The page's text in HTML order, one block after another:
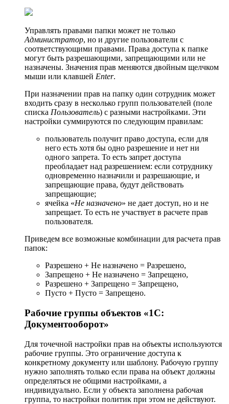
Управлять правами папки может не только
Администратор, но и другие пользователи с
соответствующими правами. Права доступа к папке
могут быть разрешающими, запрещающими или не
назначены. Значения прав меняются двойным щелчком
мыши или клавшей Enter.
При назначении прав на папку один сотрудник может
входить сразу в несколько групп пользователей (поле
списка Пользователь) с разными настройками. Эти
настройки суммируются по следующим правилам:
пользователь получит право доступа, если для
него есть хотя бы одно разрешение и нет ни
одного запрета. То есть запрет доступа
преобладает над разрешением: если сотруднику
одновременно назначили и разрешающие, и
запрещающие права, будут действовать
запрещающие;
ячейка «Не назначено» не дает доступ, но и не
запрещает. То есть не участвует в расчете прав
пользователя.
Приведем все возможные комбинации для расчета прав
папок:
Разрешено + Не назначено = Разрешено,
Запрещено + Не назначено = Запрещено,
Разрешено + Запрещено = Запрещено,
Пусто + Пусто = Запрещено.
Рабочие группы объектов «1С:
Документооборот»
Для точечной настройки прав на объекты используются
рабочие группы. Это ограничение доступа к
конкретному документу или шаблону. Рабочую группу
нужно заполнять только если права на объект должны
определяться не общими настройками, а
индивидуально. Если у объекта заполнена рабочая
группа, то настройки политик при этом не действуют.